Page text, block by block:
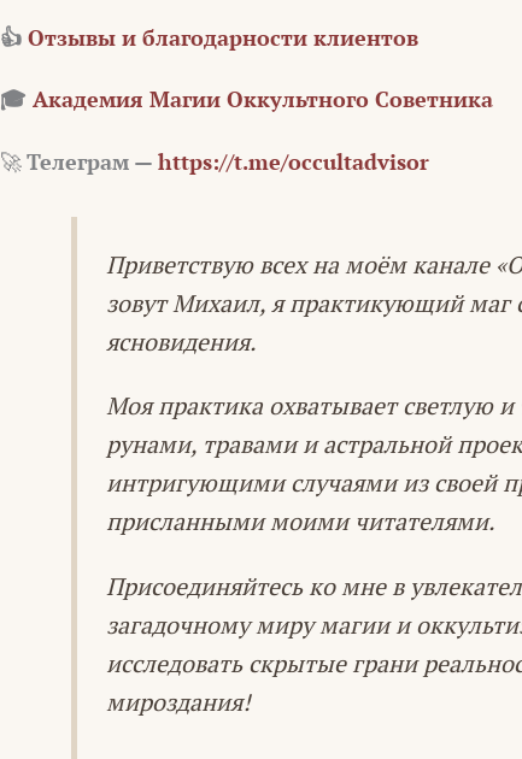
👍 Отзывы и благодарности клиентов
🎓 Академия Магии Оккультного Советника
🚀Телеграм — https://t.me/occultadvisor
Приветствую всех на моём канале
зовут Михаил, я практикующий
ясновидения.
Моя практика охватывает светлую
рунами, травами и астральной
интригующими случаями из своей
присланными моими читателями.
Присоединяйтесь ко мне в
загадочному миру магии и
исследовать скрытые грани
мироздания!